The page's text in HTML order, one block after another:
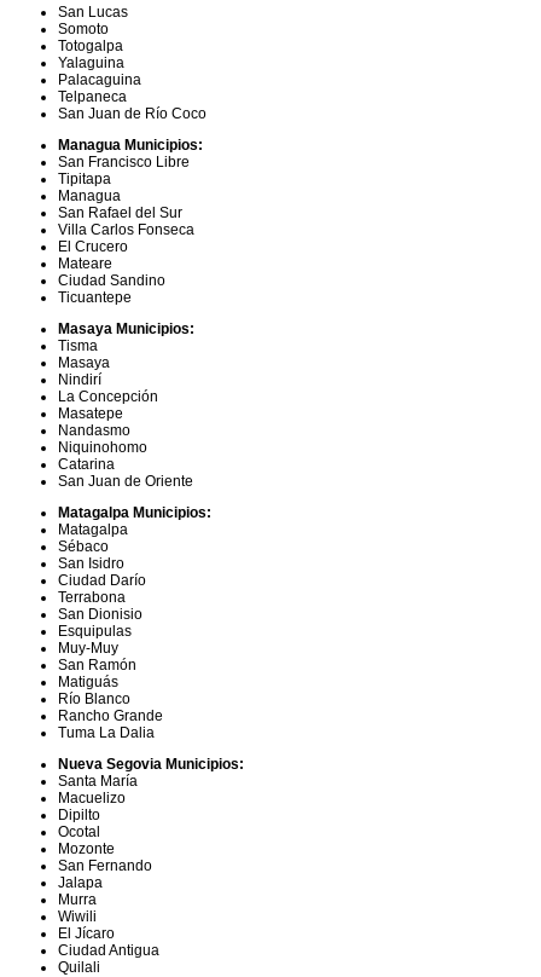
San Lucas
Somoto
Totogalpa
Yalaguina
Palacaguina
Telpaneca
San Juan de Río Coco
Managua Municipios:
San Francisco Libre
Tipitapa
Managua
San Rafael del Sur
Villa Carlos Fonseca
El Crucero
Mateare
Ciudad Sandino
Ticuantepe
Masaya Municipios:
Tisma
Masaya
Nindirí
La Concepción
Masatepe
Nandasmo
Niquinohomo
Catarina
San Juan de Oriente
Matagalpa Municipios:
Matagalpa
Sébaco
San Isidro
Ciudad Darío
Terrabona
San Dionisio
Esquipulas
Muy-Muy
San Ramón
Matiguás
Río Blanco
Rancho Grande
Tuma La Dalia
Nueva Segovia Municipios:
Santa María
Macuelizo
Dipilto
Ocotal
Mozonte
San Fernando
Jalapa
Murra
Wiwili
El Jícaro
Ciudad Antigua
Quilali